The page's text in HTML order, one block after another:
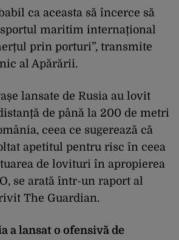
ca aceasta să încerce să
maritim internațional
prin porturi”, transmite
al Apărării.
lansate de Rusia au lovit
de până la 200 de metri
ceea ce sugerează că
apetitul pentru risc în ceea
de lovituri în apropierea
se arată într-un raport al
The Guardian.
a lansat o ofensivă de